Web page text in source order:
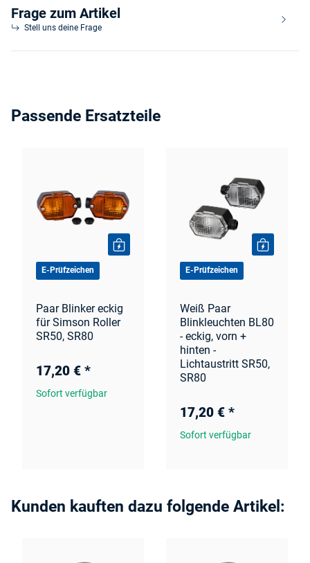
Frage zum Artikel
Stell uns deine Frage
Passende Ersatzteile
E-Prüfzeichen
Paar Blinker eckig
für Simson Roller
SR50, SR80
17,20 € *
Sofort verfügbar
E-Prüfzeichen
Weiß Paar
Blinkleuchten BL80
- eckig, vorn +
hinten -
Lichtaustritt SR50,
SR80
17,20 € *
Sofort verfügbar
Kunden kauften dazu folgende Artikel: